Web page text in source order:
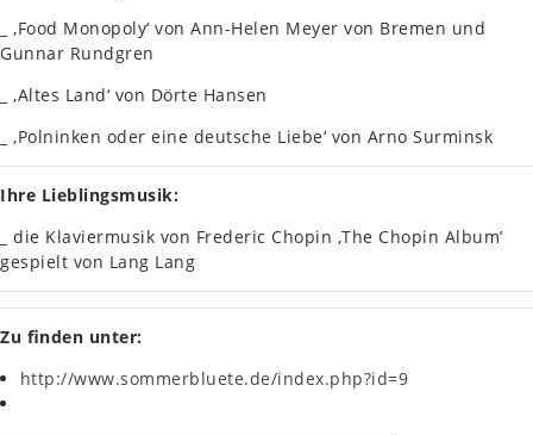
_ ‚Food Mono­po­ly‘ von Ann-Helen Meyer von Bremen und
Gunnar Rund­gren
_ ‚Altes Land‘ von Dörte Hansen
_ ‚Poln­in­ken oder eine deut­sche Liebe‘ von Arno Sur­minsk
Ihre Lieb­lings­mu­sik:
_ die Kla­vier­mu­sik von Fre­de­ric Chopin ‚The Chopin Album’
gespielt von Lang Lang
Zu finden unter:
http://www.sommerbluete.de/index.php?id=9